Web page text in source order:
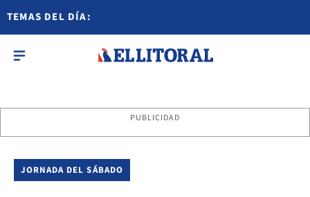
TEMAS DEL DÍA:
PUBLICIDAD
JORNADA DEL SÁBADO